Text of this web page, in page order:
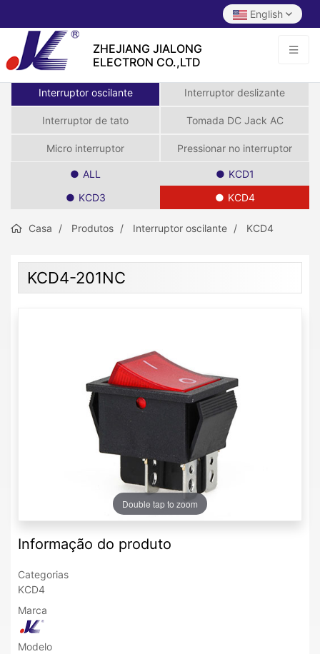
English
ZHEJIANG JIALONG
ELECTRON CO.,LTD
Interruptor oscilante Interruptor deslizante
Interruptor de tato Tomada DC Jack AC
Micro interruptor Pressionar no interruptor
ALL
KCD1
KCD3
KCD4
Casa Produtos Interruptor oscilante KCD4
KCD4-201NC
Double tap to zoom
Informação do produto
Categorias
KCD4
Marca
Modelo